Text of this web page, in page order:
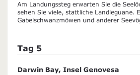
Am Landungssteg erwarten Sie die
sehen Sie viele, stattliche Landleguane.
Gabelschwanzmöwen und anderer
Tag 5
Darwin Bay, Insel Genovesa